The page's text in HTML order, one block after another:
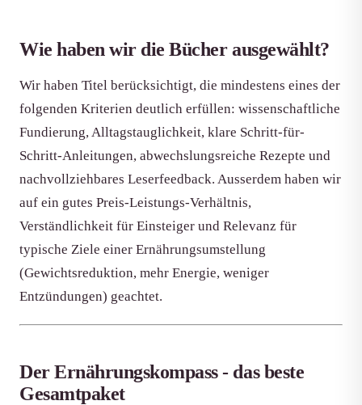
Wie haben wir die Bücher ausgewählt?
Wir haben Titel berücksichtigt, die mindestens eines der
folgenden Kriterien deutlich erfüllen: wissenschaftliche
Fundierung, Alltagstauglichkeit, klare Schritt-für-
Schritt-Anleitungen, abwechslungsreiche Rezepte und
nachvollziehbares Leserfeedback. Ausserdem haben wir
auf ein gutes Preis-Leistungs-Verhältnis,
Verständlichkeit für Einsteiger und Relevanz für
typische Ziele einer Ernährungsumstellung
(Gewichtsreduktion, mehr Energie, weniger
Entzündungen) geachtet.
Der Ernährungskompass - das beste
Gesamtpaket